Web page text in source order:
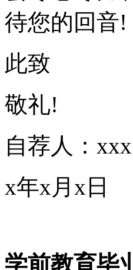
待您的回音!
此致
敬礼!
自荐人：xxx
x年x月x日
学前教育毕